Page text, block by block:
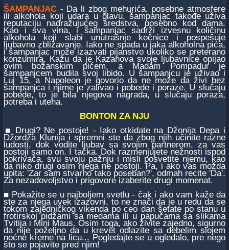
ŠAMPANJAC - Da li zbog mehurića, posebne atmosfere
ili alkohola koji udara u glavu, šampanjac takođe uživa
reputaciju nadražujućeg sredstva, posebno kod dama.
Kao i sva vina, i šampanjac sadrži izvesnu količinu
alkohola koji slabi unutrašnje kočnice i pospešuje
ljubavno zbližavanje. Iako ne spada u jaka alkoholna pića,
i šampanjac može izazvati pijanstvo ukoliko se preterano
konzumira. Kažu da je Kazanova svoje ljubavnice opijao
ovim božanskim pićem, a Madam Pompadur je
šampanjcem budila svoj libido. U šampanjcu je uživao i
Luj 15, a Napoleon je govorio da ne može da živi bez
šampanjca i njime je zalivao i pobede i poraze. U slučaju
pobede, to je bila njegova nagrada, u slučaju poraza,
potreba i uteha.
BONTON ZA NJU
■ Drugi? Ne postoje! - Iako otkidate na Džonija Depa i
Džordža Klunija i spremni ste da zbog njih učinite razne
ludosti, dok vodite ljubav sa svojim partnerom, za vas
postoji samo on. I tačka. Dok razmenjujete nežnosti ispod
pokrivača, svu svoju pažnju i misli posvetite njemu, kao
da niko drugi osim njega ne postoji. Pa, i ako vas možda
upita: 'Zar sam stvarno tako poseban?', odmah recite 'Da'.
Za nezadovoljstvo i prigovore izaberite drugi momenat.
■ Pokažite se u najboljem svetlu - čak i ako vam kaže da
ste za njega uvek izazovni, to ne znači da je u redu da se
tokom zajedničkog vikenda po ceo dan šetate po stanu u
frotirskoj pidžami sa medama ili u papučama sa slikama
Tvitija i Mini Maus. Osim toga, ako živite zajedno, sigurno
da nije poželjno da u krevet odlazite sa debelim slojem
noćne kreme na licu... Pogledajte se u ogledalo, pre nego
što se pojavite pred njim!